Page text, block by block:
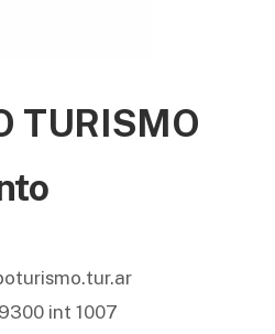
TURISMO
int 1007